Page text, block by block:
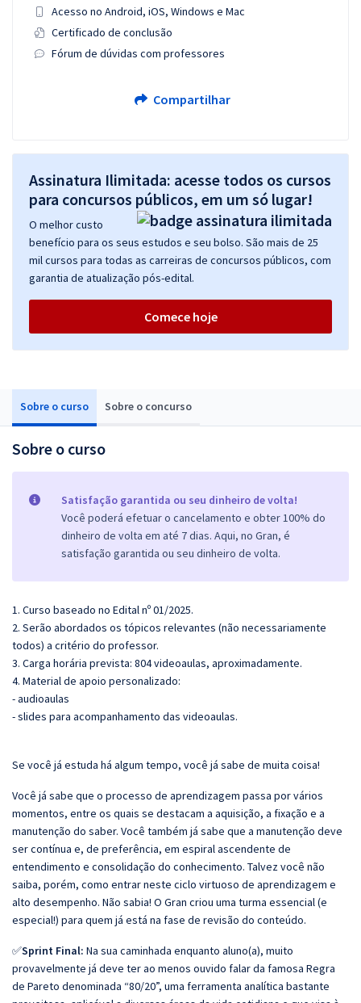
Sobre o curso Sobre o concurso
Sobre o curso
Satisfação garantida ou seu dinheiro de volta!
Você poderá efetuar o cancelamento e obter 100% do
dinheiro de volta em até 7 dias. Aqui, no Gran, é
satisfação garantida ou seu dinheiro de volta.
1. Curso baseado no Edital nº 01/2025.
2. Serão abordados os tópicos relevantes (não necessariamente
todos) a critério do professor.
3. Carga horária prevista: 804 videoaulas, aproximadamente.
4. Material de apoio personalizado:
- audioaulas
- slides para acompanhamento das videoaulas.
Se você já estuda há algum tempo, você já sabe de muita coisa!
Você já sabe que o processo de aprendizagem passa por vários
momentos, entre os quais se destacam a aquisição, a fixação e a
manutenção do saber. Você também já sabe que a manutenção deve
ser contínua e, de preferência, em espiral ascendente de
entendimento e consolidação do conhecimento. Talvez você não
saiba, porém, como entrar neste ciclo virtuoso de aprendizagem e
alto desempenho. Não sabia! O Gran criou uma turma essencial (e
especial!) para quem já está na fase de revisão do conteúdo.
✅Sprint Final: Na sua caminhada enquanto aluno(a), muito
provavelmente já deve ter ao menos ouvido falar da famosa Regra
de Pareto denominada “80/20”, uma ferramenta analítica bastante
Acesso no Android, iOS, Windows e Mac
Certificado de conclusão
Fórum de dúvidas com professores
Compartilhar
Assinatura Ilimitada: acesse todos os cursos
para concursos públicos, em um só lugar!
O melhor custo
benefício para os seus estudos e seu bolso. São mais de 25
mil cursos para todas as carreiras de concursos públicos, com
garantia de atualização pós-edital.
Comece hoje